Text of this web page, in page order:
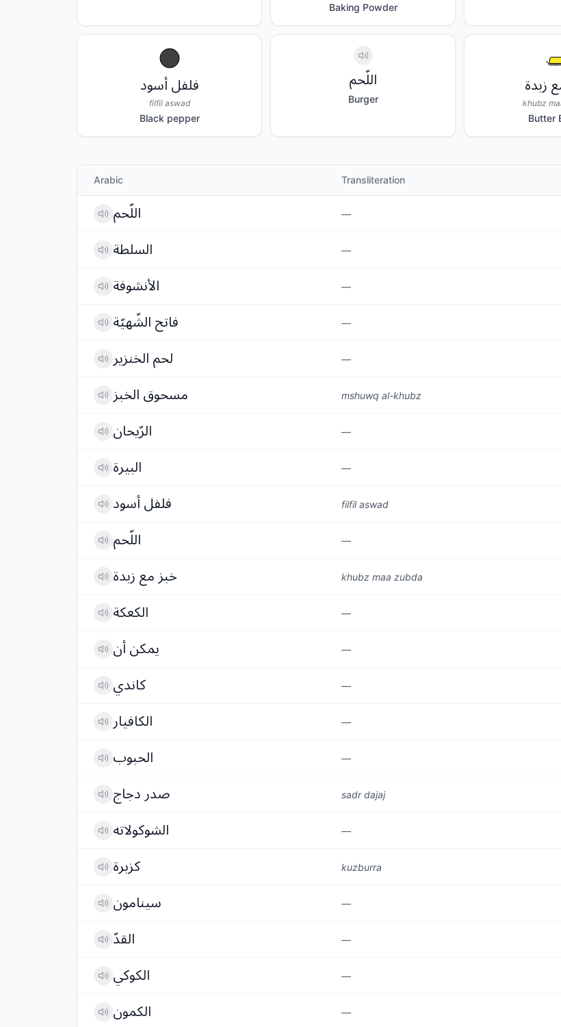
Baking Powder
فلفل أسود
filfil aswad
Black pepper
اللّحم
Burger زبدة
khubz
Butter
Arabic Transliteration
اللّحم —
السلطة —
الأنشوفة —
فاتح الشّهيّة —
لحم الخنزير —
مسحوق الخبز mshuwq al-khubz
الرّيحان —
البيرة —
فلفل أسود filfil aswad
اللّحم —
خبز مع زبدة khubz maa zubda
الكعكة —
يمكن أن —
كاندي —
الكافيار —
الحبوب —
صدر دجاج sadr dajaj
الشوكولاته —
كزبرة kuzburra
سينامون —
القدّ —
الكوكي —
الكمون —